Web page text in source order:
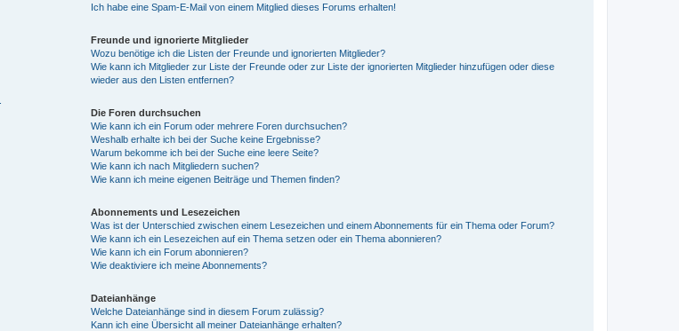
Ich habe eine Spam-E-Mail von einem Mitglied dieses Forums erhalten!
Freunde und ignorierte Mitglieder
Wozu benötige ich die Listen der Freunde und ignorierten Mitglieder?
Wie kann ich Mitglieder zur Liste der Freunde oder zur Liste der ignorierten Mitglieder hinzufügen oder diese
wieder aus den Listen entfernen?
Die Foren durchsuchen
Wie kann ich ein Forum oder mehrere Foren durchsuchen?
Weshalb erhalte ich bei der Suche keine Ergebnisse?
Warum bekomme ich bei der Suche eine leere Seite?
Wie kann ich nach Mitgliedern suchen?
Wie kann ich meine eigenen Beiträge und Themen finden?
Abonnements und Lesezeichen
Was ist der Unterschied zwischen einem Lesezeichen und einem Abonnements für ein Thema oder Forum?
Wie kann ich ein Lesezeichen auf ein Thema setzen oder ein Thema abonnieren?
Wie kann ich ein Forum abonnieren?
Wie deaktiviere ich meine Abonnements?
Dateianhänge
Welche Dateianhänge sind in diesem Forum zulässig?
Kann ich eine Übersicht all meiner Dateianhänge erhalten?